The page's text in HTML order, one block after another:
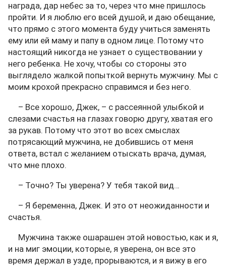
награда, дар небес за то, через что мне пришлось
пройти. И я люблю его всей душой, и даю обещание,
что прямо с этого момента буду учиться заменять
ему или ей маму и папу в одном лице. Потому что
настоящий никогда не узнает о существовании у
него ребенка. Не хочу, чтобы со стороны это
выглядело жалкой попыткой вернуть мужчину. Мы с
моим крохой прекрасно справимся и без него.
– Все хорошо, Джек, – с рассеянной улыбкой и
слезами счастья на глазах говорю другу, хватая его
за рукав. Потому что этот во всех смыслах
потрясающий мужчина, не добившись от меня
ответа, встал с желанием отыскать врача, думая,
что мне плохо.
– Точно? Ты уверена? У тебя такой вид…
– Я беременна, Джек. И это от неожиданности и
счастья.
Мужчина также ошарашен этой новостью, как и я,
и на миг эмоции, которые, я уверена, он все это
время держал в узде, прорываются, и я вижу в его